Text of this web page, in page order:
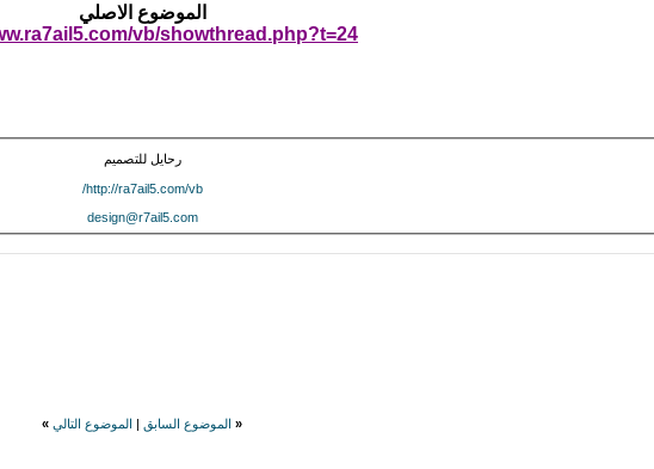
الموضوع الاصلي
vb/showthread.php?t=24
رحايل للتصميم
http://ra7ail5.com/vb/
design@r7ail5.com
« الموضوع السابق الموضوع التالي »